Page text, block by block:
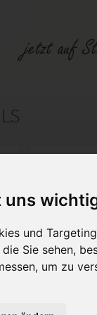
uns
und
Sie sehen,
um zu
Steuerrecht /
und mit
Rechen-